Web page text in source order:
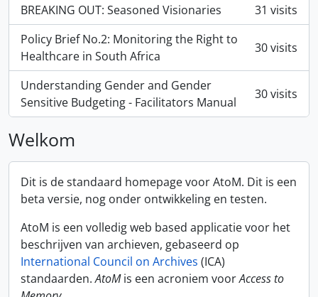
BREAKING OUT: Seasoned Visionaries
31 visits
Policy Brief No.2: Monitoring the Right to
Healthcare in South Africa
30 visits
Understanding Gender and Gender
Sensitive Budgeting - Facilitators Manual
30 visits
Welkom
Dit is de standaard homepage voor AtoM. Dit is een
beta versie, nog onder ontwikkeling en testen.
AtoM is een volledig web based applicatie voor het
beschrijven van archieven, gebaseerd op
International Council on Archives (ICA)
standaarden.AtoMis een acroniem voorAccess to